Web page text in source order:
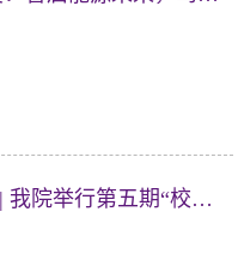
翘楚引领 笃智前行 | 我院举行第五期“校友助航”分享交流会暨“智启未来”校...